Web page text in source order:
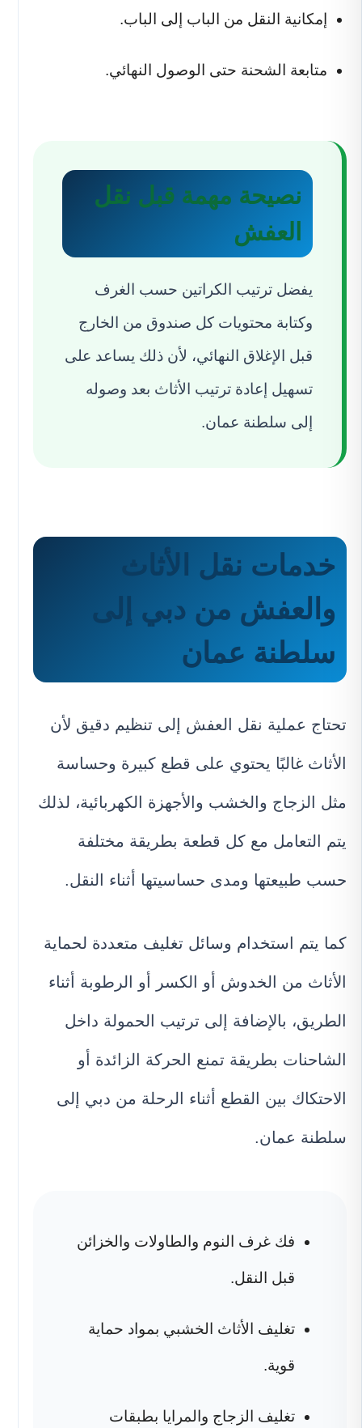
إمكانية النقل من الباب إلى الباب.
متابعة الشحنة حتى الوصول النهائي.
نصيحة مهمة قبل نقل
العفش
يفضل ترتيب الكراتين حسب الغرف
وكتابة محتويات كل صندوق من الخارج
قبل الإغلاق النهائي، لأن ذلك يساعد على
تسهيل إعادة ترتيب الأثاث بعد وصوله
إلى سلطنة عمان.
خدمات نقل الأثاث
والعفش من دبي إلى
سلطنة عمان
تحتاج عملية نقل العفش إلى تنظيم دقيق لأن
الأثاث غالبًا يحتوي على قطع كبيرة وحساسة
مثل الزجاج والخشب والأجهزة الكهربائية، لذلك
يتم التعامل مع كل قطعة بطريقة مختلفة
حسب طبيعتها ومدى حساسيتها أثناء النقل.
كما يتم استخدام وسائل تغليف متعددة لحماية
الأثاث من الخدوش أو الكسر أو الرطوبة أثناء
الطريق، بالإضافة إلى ترتيب الحمولة داخل
الشاحنات بطريقة تمنع الحركة الزائدة أو
الاحتكاك بين القطع أثناء الرحلة من دبي إلى
سلطنة عمان.
فك غرف النوم والطاولات والخزائن
قبل النقل.
تغليف الأثاث الخشبي بمواد حماية
قوية.
تغليف الزجاج والمرايا بطبقات